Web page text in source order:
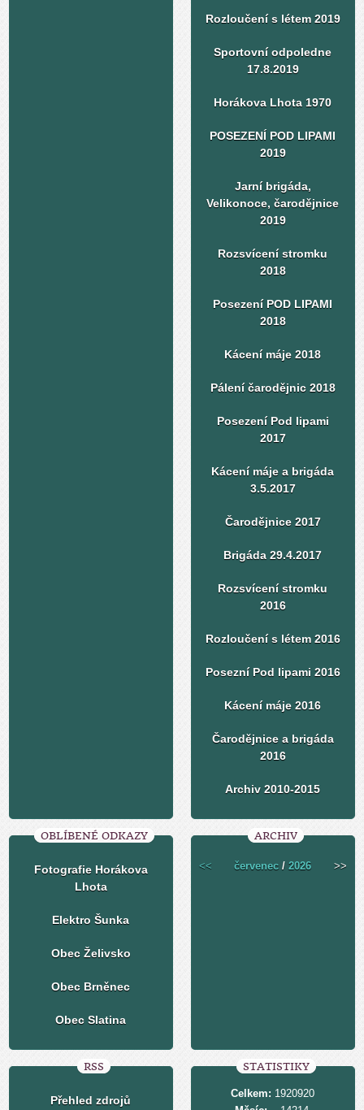
Rozloučení s létem 2019
Sportovní odpoledne
17.8.2019
Horákova Lhota 1970
POSEZENÍ POD LIPAMI
2019
Jarní brigáda,
Velikonoce, čarodějnice
2019
Rozsvícení stromku
2018
Posezení POD LIPAMI
2018
Kácení máje 2018
Pálení čarodějnic 2018
Posezení Pod lipami
2017
Kácení máje a brigáda
3.5.2017
Čarodějnice 2017
Brigáda 29.4.2017
Rozsvícení stromku
2016
Rozloučení s létem 2016
Posezní Pod lipami 2016
Kácení máje 2016
Čarodějnice a brigáda
2016
Archiv 2010-2015
OBLÍBENÉ ODKAZY
Fotografie Horákova
Lhota
Elektro Šunka
Obec Želivsko
Obec Brněnec
Obec Slatina
ARCHIV
<< červenec /2026 >>
RSS
Přehled zdrojů
STATISTIKY
Celkem: 1920920